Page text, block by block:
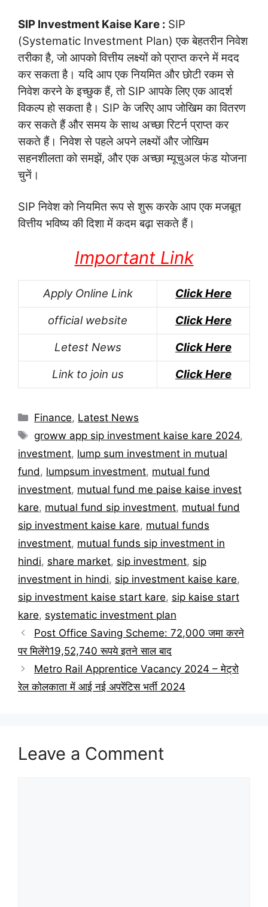
SIP Investment Kaise Kare : SIP
(Systematic Investment Plan) एक बेहतरीन निवेश
तरीका है, जो आपको वित्तीय लक्ष्यों को प्राप्त करने में मदद
कर सकता है। यदि आप एक नियमित और छोटी रकम से
निवेश करने के इच्छुक हैं, तो SIP आपके लिए एक आदर्श
विकल्प हो सकता है। SIP के जरिए आप जोखिम का वितरण
कर सकते हैं और समय के साथ अच्छा रिटर्न प्राप्त कर
सकते हैं। निवेश से पहले अपने लक्ष्यों और जोखिम
सहनशीलता को समझें, और एक अच्छा म्यूचुअल फंड योजना
चुनें।
SIP निवेश को नियमित रूप से शुरू करके आप एक मजबूत
वित्तीय भविष्य की दिशा में कदम बढ़ा सकते हैं।
Important Link
Apply Online Link
Click Here
official website
Click Here
Letest News
Click Here
Link to join us
Click Here
Categories
Finance, Latest News
Tags
groww app sip investment kaise kare 2024,
investment, lump sum investment in mutual
fund , lumpsum investment, mutual fund
investment, mutual fund me paise kaise invest
kare, mutual fund sip investment, mutual fund
sip investment kaise kare, mutual funds
investment, mutual funds sip investment in
hindi, share market, sip investment, sip
investment in hindi, sip investment kaise kare,
sip investment kaise start kare, sip kaise start
kare, systematic investment plan
Post Office Saving Scheme: 72,000 जमा करने
पर मिलेंगे19,52,740 रूपये इतने साल बाद
Metro Rail Apprentice Vacancy 2024 – मेट्रो
रेल कोलकाता में आई नई अपरेंटिस भर्ती 2024
Leave a Comment